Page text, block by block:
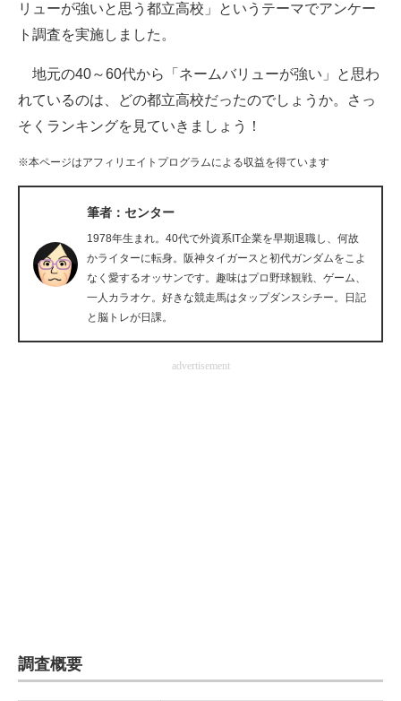
スマホと通信の最新トレンド
好きが集まる 比べて選べる
ビジネスと働き方のヒント
AI活用のいまが分かる
企業ITのトレンドを詳説
経営リーダーのコミュニティ
マーケ×ITの今がよく分かる
ITエンジニア向け専門サイト
企業向けIT製品の総合サイト
ちょっと気になるネットの話題
リューが強いと思う都立高校」というテーマでアンケー
ト調査を実施しました。
地元の40～60代から「ネームバリューが強い」と思わ
れているのは、どの都立高校だったのでしょうか。さっ
そくランキングを見ていきましょう！
※本ページはアフィリエイトプログラムによる収益を得ています
筆者：センター
1978年生まれ。40代で外資系IT企業を早期退職し、何故
かライターに転身。阪神タイガースと初代ガンダムをこよ
なく愛するオッサンです。趣味はプロ野球観戦、ゲーム、
一人カラオケ。好きな競走馬はタップダンスシチー。日記
と脳トレが日課。
advertisement
調査概要